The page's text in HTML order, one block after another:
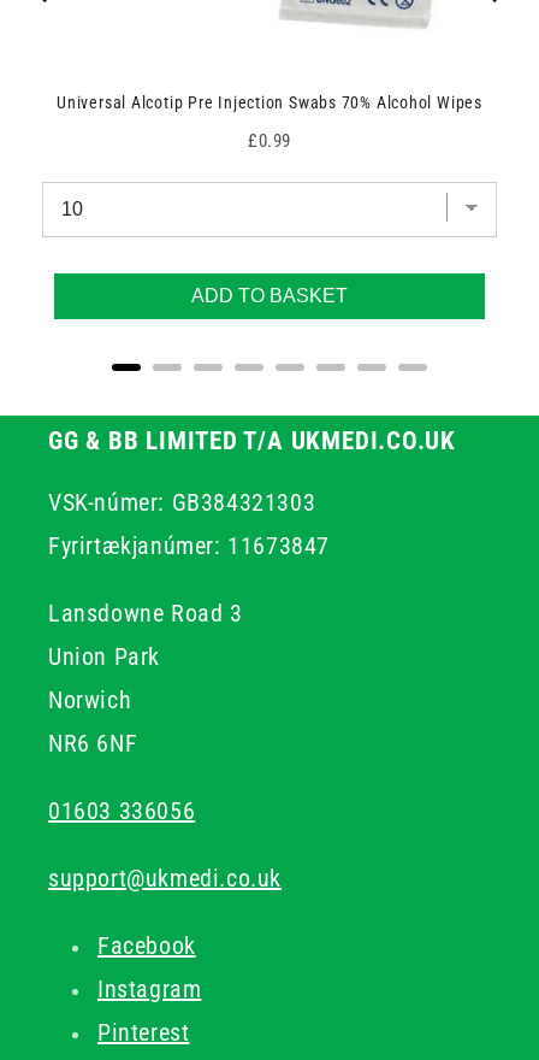
Universal Alcotip Pre Injection Swabs 70% Alcohol Wipes
Price
£0.99
ADD TO BASKET
GG & BB LIMITED T/A UKMEDI.CO.UK
VSK-númer: GB384321303
Fyrirtækjanúmer: 11673847
Lansdowne Road 3
Union Park
Norwich
NR6 6NF
01603 336056
support@ukmedi.co.uk
Facebook
Instagram
Pinterest